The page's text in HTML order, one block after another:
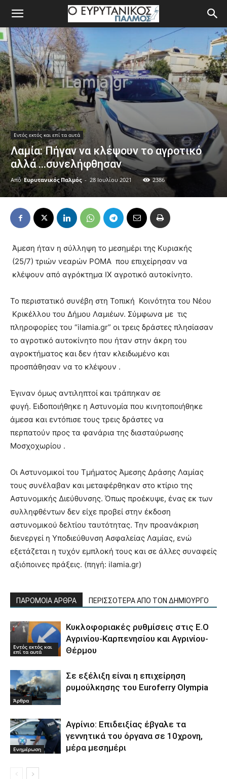
Εντός εκτός και επί τα αυτά
Λαμία: Πήγαν να κλέψουν το αγροτικό
αλλά …συνελήφθησαν
Από Ευρυτανικός Παλμός - 28 Ιουλίου 2021 2386
Άμεση ήταν η σύλληψη το μεσημέρι της Κυριακής
(25/7) τριών νεαρών ΡΟΜΑ που επιχείρησαν να
κλέψουν από αγρόκτημα ΙΧ αγροτικό αυτοκίνητο.
Το περιστατικό συνέβη στη Τοπική Κοινότητα του Νέου
Κρικέλλου του Δήμου Λαμιέων. Σύμφωνα με τις
πληροφορίες του “ilamia.gr” οι τρεις δράστες πλησίασαν
το αγροτικό αυτοκίνητο που ήταν στην άκρη του
αγροκτήματος και δεν ήταν κλειδωμένο και
προσπάθησαν να το κλέψουν .
Έγιναν όμως αντιληπτοί και τράπηκαν σε
φυγή. Ειδοποιήθηκε η Αστυνομία που κινητοποιήθηκε
άμεσα και εντόπισε τους τρεις δράστες να
περπατούν προς τα φανάρια της διασταύρωσης
Μοσχοχωρίου .
Οι Αστυνομικοί του Τμήματος Άμεσης Δράσης Λαμίας
τους συνέλαβαν και μεταφέρθηκαν στο κτίριο της
Αστυνομικής Διεύθυνσης. Όπως προέκυψε, ένας εκ των
συλληφθέντων δεν είχε προβεί στην έκδοση
αστυνομικού δελτίου ταυτότητας. Την προανάκριση
διενεργεί η Υποδιεύθυνση Ασφαλείας Λαμίας, ενώ
εξετάζεται η τυχόν εμπλοκή τους και σε άλλες συναφείς
αξιόποινες πράξεις. (πηγή: ilamia.gr)
ΠΑΡΟΜΟΙΑ ΑΡΘΡΑ ΠΕΡΙΣΣΟΤΕΡΑ ΑΠΟ ΤΟΝ ΔΗΜΙΟΥΡΓΟ
Εντός εκτός και
επί τα αυτά
Κυκλοφοριακές ρυθμίσεις στις Ε.Ο
Αγρινίου-Καρπενησίου και Αγρινίου-
Θέρμου
Άρθρα
Σε εξέλιξη είναι η επιχείρηση
ρυμούλκησης του Euroferry Olympia
Ενημέρωση
Αγρίνιο: Επιδειξίας έβγαλε τα
γεννητικά του όργανα σε 10χρονη,
μέρα μεσημέρι